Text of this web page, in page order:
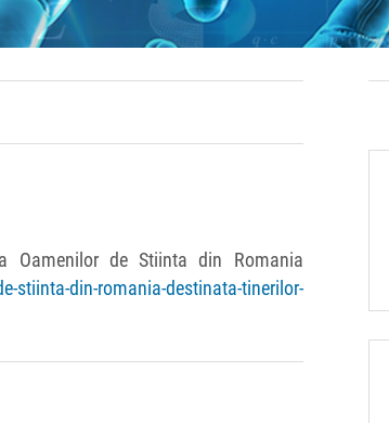
Oamenilor de Stiinta din Romania
stiinta-din-romania-destinata-tinerilor-